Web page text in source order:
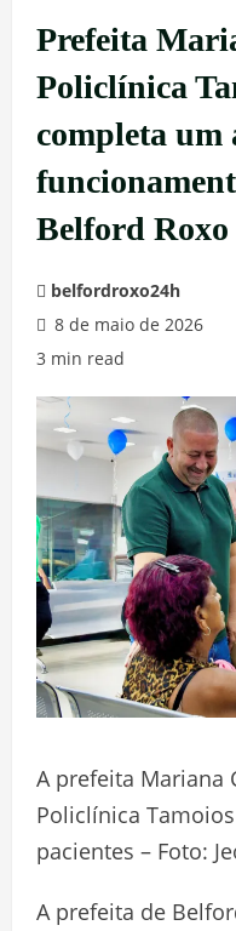
Prefeita
Policlínica
completa um
Belford Roxo
belfordroxo24h
8 de maio de 2026
3 min read
A prefeita Mariana
Policlínica
pacientes – Foto:
A prefeita de